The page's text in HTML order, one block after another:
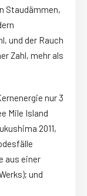
Staudämmen,
und der Rauch
Zahl, mehr als
nur 3
Mile Island
2011,
aus einer
und